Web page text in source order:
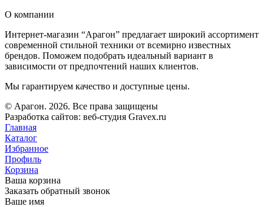
О компании
Интернет-магазин “Арагон” предлагает широкий ассортимент
современной стильной техники от всемирно известных
брендов. Поможем подобрать идеальный вариант в
зависимости от предпочтений наших клиентов.
Мы гарантируем качество и доступные цены.
© Арагон. 2026. Все права защищены
Разработка сайтов: веб-студия Gravex.ru
Главная
Каталог
Избранное
Профиль
Корзина
Ваша корзина
Заказать обратный звонок
Ваше имя